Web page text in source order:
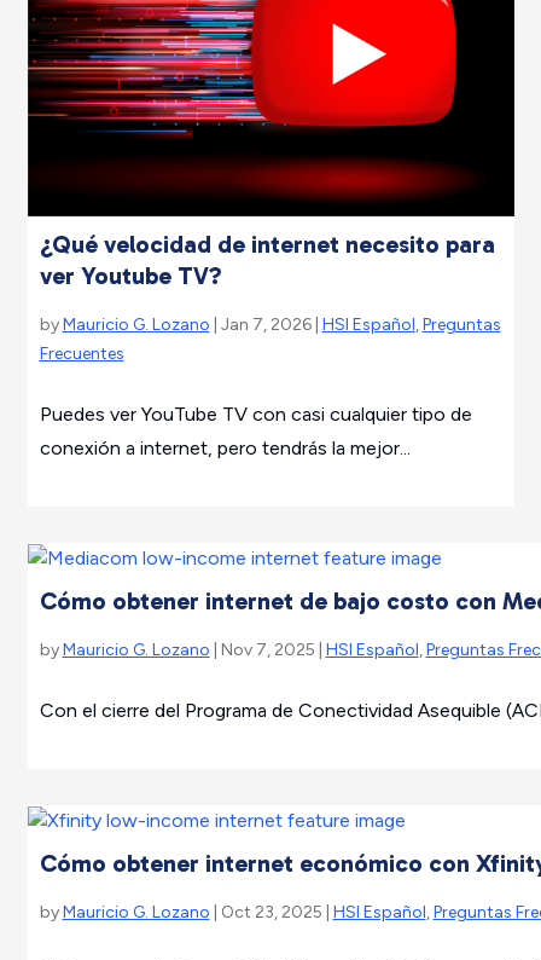
¿Qué velocidad de internet necesito para
ver Youtube TV?
byMauricio G. Lozano | Jan 7, 2026 | HSI Español,Preguntas
Frecuentes
Puedes ver YouTube TV con casi cualquier tipo de
conexión a internet, pero tendrás la mejor...
Cómo obtener internet de bajo costo con
byMauricio G. Lozano | Nov 7, 2025 | HSI Español,Preguntas
Con el cierre del Programa de Conectividad Asequible
Cómo obtener internet económico con
byMauricio G. Lozano | Oct 23, 2025 | HSI Español,Preguntas